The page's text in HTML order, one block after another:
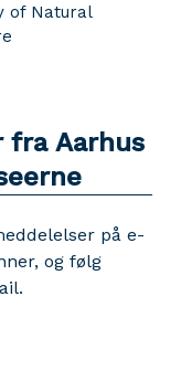
of Natural
fra Aarhus
på e-
og følg